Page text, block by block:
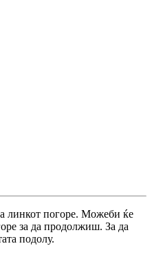
линкот погоре. Можеби ќе
за да продолжиш. За да
подолу.